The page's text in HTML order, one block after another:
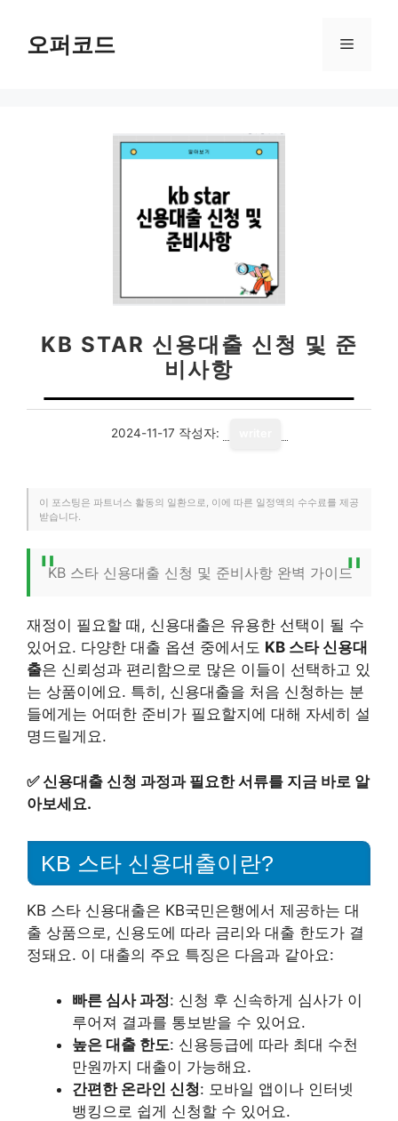
오퍼코드 메
KB STAR 신용대출 신청 및 준
비사항
2024-11-17 작성자:
이 포스팅은 파트너스 활동의 일환으로, 이에 따른 일정액의 수수료를 제공
받습니다.
KB 스타 신용대출 신청 및 준비사항 완벽 가이드
재정이 필요할 때, 신용대출은 유용한 선택이 될 수
있어요. 다양한 대출 옵션 중에서도 KB 스타 신용대
출은 신뢰성과 편리함으로 많은 이들이 선택하고 있
는 상품이에요. 특히, 신용대출을 처음 신청하는 분
들에게는 어떠한 준비가 필요할지에 대해 자세히 설
명드릴게요.
✅신용대출 신청 과정과 필요한 서류를 지금 바로 알
아보세요.
KB 스타 신용대출이란?
KB 스타 신용대출은 KB국민은행에서 제공하는 대
출 상품으로, 신용도에 따라 금리와 대출 한도가 결
정돼요. 이 대출의 주요 특징은 다음과 같아요:
빠른 심사 과정: 신청 후 신속하게 심사가 이
루어져 결과를 통보받을 수 있어요.
높은 대출 한도: 신용등급에 따라 최대 수천
만원까지 대출이 가능해요.
간편한 온라인 신청: 모바일 앱이나 인터넷
뱅킹으로 쉽게 신청할 수 있어요.